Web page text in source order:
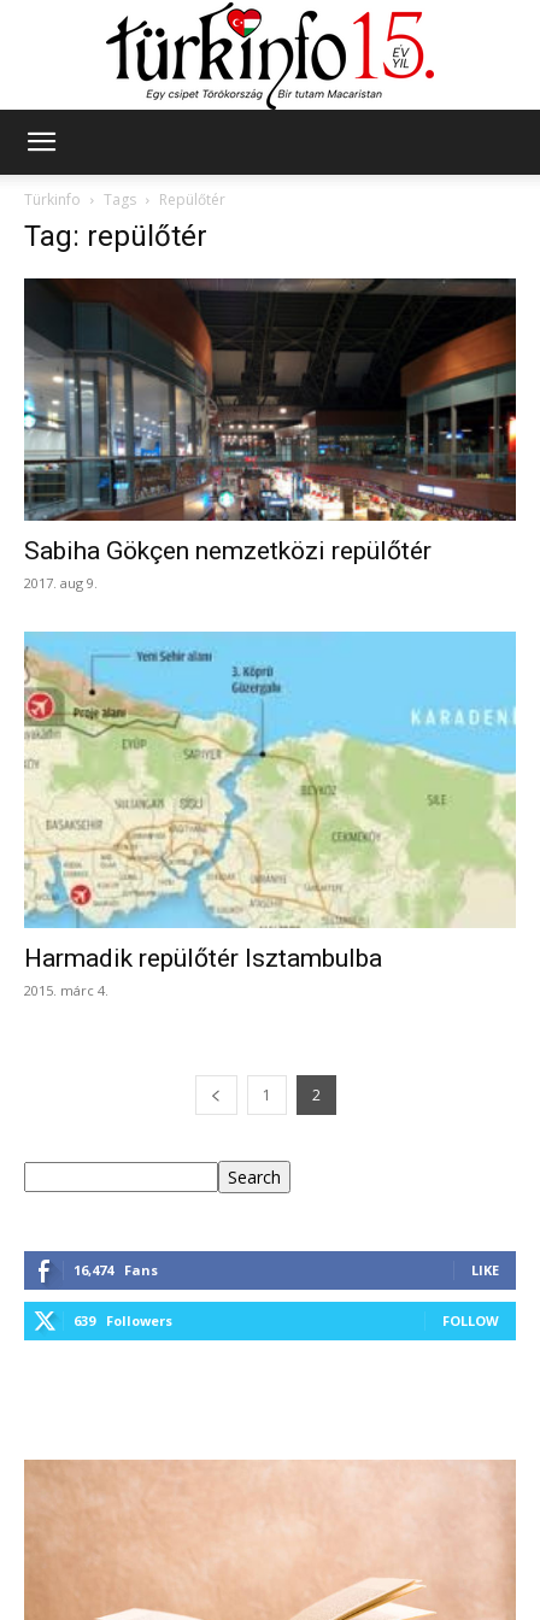
Türkinfo
Tags Repülőtér
Tag: repülőtér
Sabiha Gökçen nemzetközi repülőtér
2017. aug 9.
Harmadik repülőtér Isztambulba
2015. márc 4.
1 2
Search
16,474 Fans LIKE
639 Followers FOLLOW